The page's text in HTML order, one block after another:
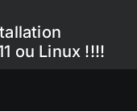
ou Linux !!!!